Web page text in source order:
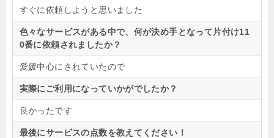
すぐに依頼しようと思いました
色々なサービスがある中で、何が決め手となって片付け11
0番に依頼されましたか？
愛媛中心にされていたので
実際にご利用になっていかがでしたか？
良かったです
最後にサービスの点数を教えてください！